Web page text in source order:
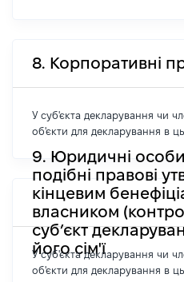
8. Корпоративні
У суб'єкта декларування чи
об'єкти для декларування в
9. Юридичні
подібні правові
кінцевим
власником
суб’єкт
його сім'ї
У суб'єкта декларування чи
об'єкти для декларування в